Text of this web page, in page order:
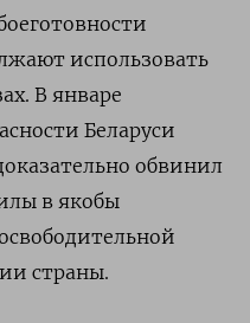
использовать
В январе
Беларуси
обвинил
в якобы
страны.